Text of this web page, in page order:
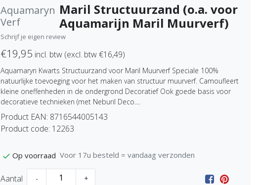
Aquamaryn
Verf
Maril Structuurzand (o.a. voor
Aquamarijn Maril Muurverf)
Schrijf je eigen review
€19,95 incl. btw (excl. btw €16,49)
Aquamaryn Kwarts Structuurzand voor Maril Muurverf Speciale 100%
natuurlijke toevoeging voor het maken van structuur muurverf. Camoufleert
kleine oneffenheden in de ondergrond Decoratief Ook goede basis voor
decoratieve technieken (met Neburil Deco....
Product EAN: 8716544005143
Product code: 12263
Op voorraad Voor 17u besteld = vandaag verzonden
Aantal - +